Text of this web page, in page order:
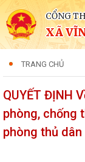
CỔNG
XÃ
TRANG CHỦ
QUYẾT ĐỊNH
phòng, chống
phòng thủ